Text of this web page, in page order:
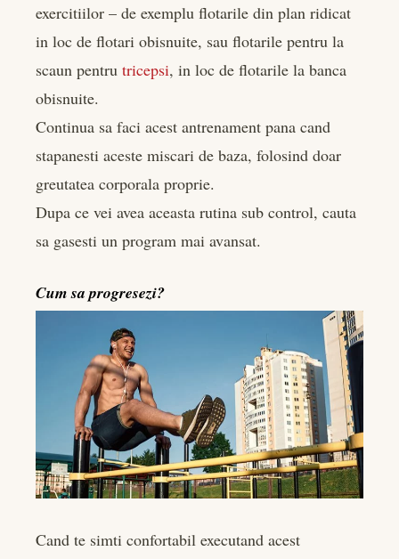
exercitiilor – de exemplu flotarile din plan ridicat
in loc de flotari obisnuite, sau flotarile pentru la
scaun pentru tricepsi, in loc de flotarile la banca
obisnuite.
Continua sa faci acest antrenament pana cand
stapanesti aceste miscari de baza, folosind doar
greutatea corporala proprie.
Dupa ce vei avea aceasta rutina sub control, cauta
sa gasesti un program mai avansat.
Cum sa progresezi?
Cand te simti confortabil executand acest